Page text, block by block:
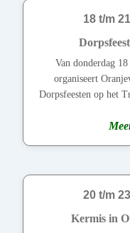
18 t/m
Van donderdag
organiseert
Dorpsfeesten op het
20 t/m
Kermis in